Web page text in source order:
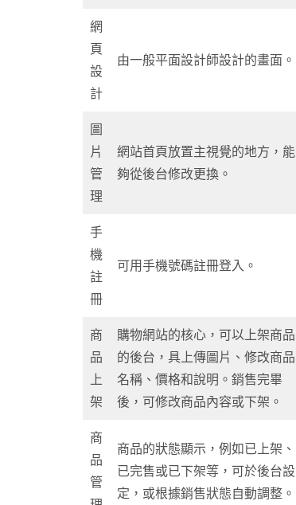
網
頁
設
計
由一般平面設計師設計的畫面。
圖
片
管
理
網站首頁放置主視覺的地方，能
夠從後台修改更換。
手
機
註
冊
可用手機號碼註冊登入。
商
品
上
架
購物網站的核心，可以上架商品
的後台，具上傳圖片、修改商品
名稱、價格和說明。銷售完畢
後，可修改商品內容或下架。
商
品
管
商品的狀態顯示，例如已上架、
已完售或已下架等，可於後台設
定，或根據銷售狀態自動調整。